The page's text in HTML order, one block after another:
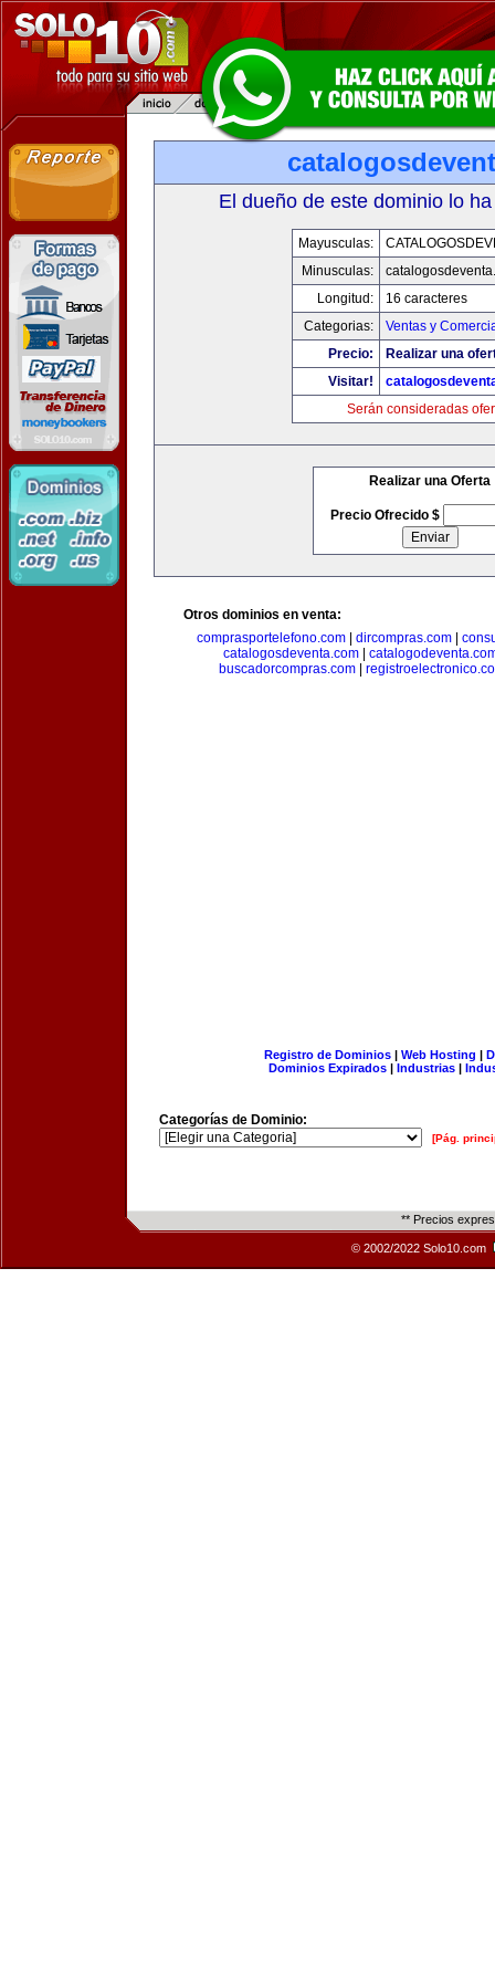
El dueño de este dominio lo
Mayusculas:
Minusculas:
Longitud:
16 caracteres
Categorias:
Ventas y
Precio:
Realizar una
Visitar!
Serán consideradas
Realizar una Oferta
Precio Ofrecido $
Otros dominios en venta:
comprasportelefono.com
dircompras.com
catalogosdeventa.com
buscadorcompras.com
Registro de Dominios| Web Hosting |
Dominios Expirados | Industrias |
Categorías de Dominio:
[Pág.
** Precios
© 2002/2022 Solo10.com